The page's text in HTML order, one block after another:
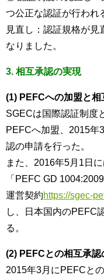
つ公正な認証が行わ
見直し：認証規格が見
なりました。
3. 相互承認の実現
(1) PEFCへの加盟と相
SGECは国際認証制度
PEFCへ加盟、2015年
認の申請を行った。
また、2016年5月1日
「PEFC GD
運営契約https://sgec-
し、日本国内のPEFC
る。
(2) PEFCとの相互承認
2015年3月にPEFCと